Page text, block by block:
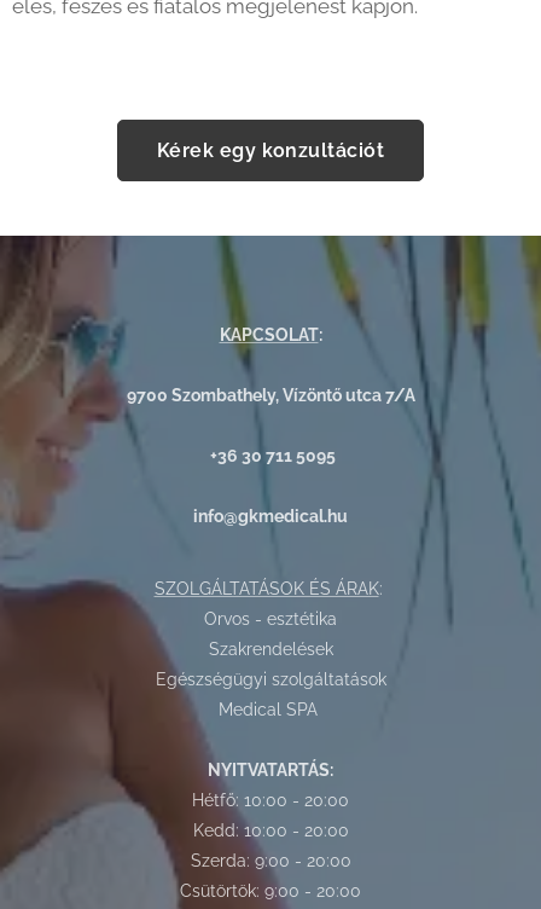
éles, feszes és fiatalos megjelenést kapjon.
Kérek egy konzultációt
KAPCSOLAT:
9700 Szombathely, Vízöntő utca 7/A
+36 30 711 5095
info@gkmedical.hu
SZOLGÁLTATÁSOK ÉS ÁRAK:
Orvos - esztétika
Szakrendelések
Egészségügyi szolgáltatások
Medical SPA
NYITVATARTÁS:
Hétfő: 10:00 - 20:00
Kedd: 10:00 - 20:00
Szerda: 9:00 - 20:00
Csütörtök: 9:00 - 20:00